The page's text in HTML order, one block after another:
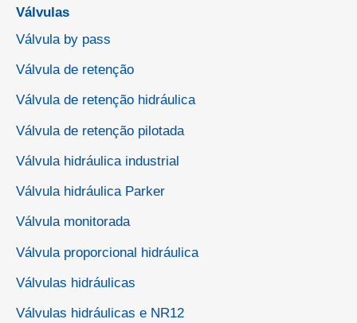
Válvulas
Válvula by pass
Válvula de retenção
Válvula de retenção hidráulica
Válvula de retenção pilotada
Válvula hidráulica industrial
Válvula hidráulica Parker
Válvula monitorada
Válvula proporcional hidráulica
Válvulas hidráulicas
Válvulas hidráulicas e NR12